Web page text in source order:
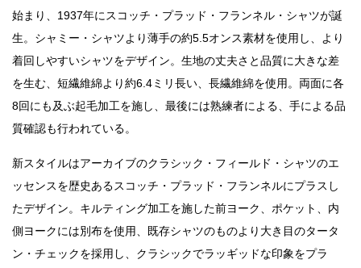
始まり、1937年にスコッチ・プラッド・フランネル・シャツが誕
生。シャミー・シャツより薄手の約5.5オンス素材を使用し、より
着回しやすいシャツをデザイン。生地の丈夫さと品質に大きな差
を生む、短繊維綿より約6.4ミリ長い、長繊維綿を使用。両面に各
8回にも及ぶ起毛加工を施し、最後には熟練者による、手による品
質確認も行われている。
新スタイルはアーカイブのクラシック・フィールド・シャツのエ
ッセンスを歴史あるスコッチ・プラッド・フランネルにプラスし
たデザイン。キルティング加工を施した前ヨーク、ポケット、内
側ヨークには別布を使用、既存シャツのものより大き目のタータ
ン・チェックを採用し、クラシックでラッギッドな印象をプラ